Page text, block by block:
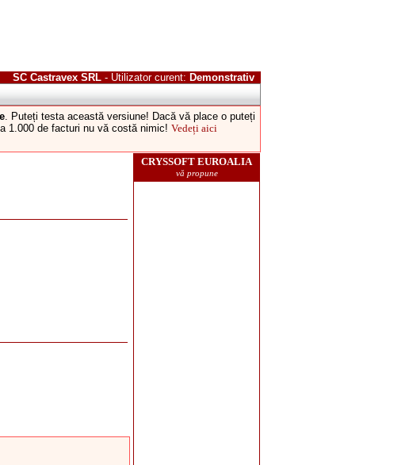
SC Castravex SRL - Utilizator curent: Demonstrativ
. Puteți testa această versiune! Dacă vă place o puteți
1.000 de facturi nu vă costă nimic! Vedeți aici